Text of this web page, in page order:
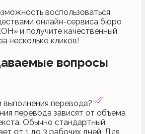
воспользоваться
онлайн-сервиса бюро
и получите качественный
несколько кликов!
вопросы
выполнения перевода?
перевода зависят от объема
Обычно стандартный
от 1 до 3 рабочих дней. Для